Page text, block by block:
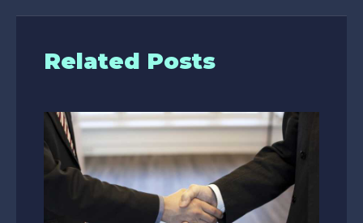
Related Posts